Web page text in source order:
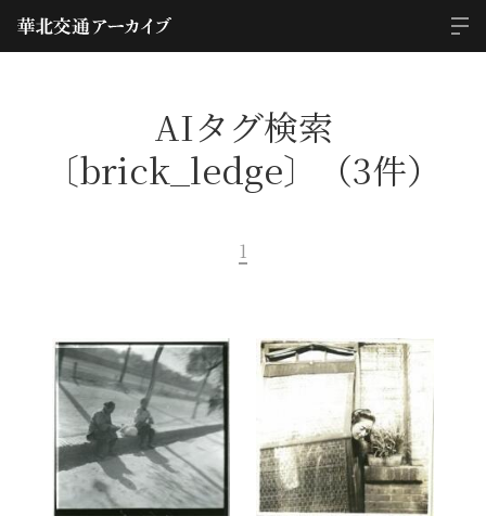
AIタグ検索
〔brick_ledge〕（3件）
1